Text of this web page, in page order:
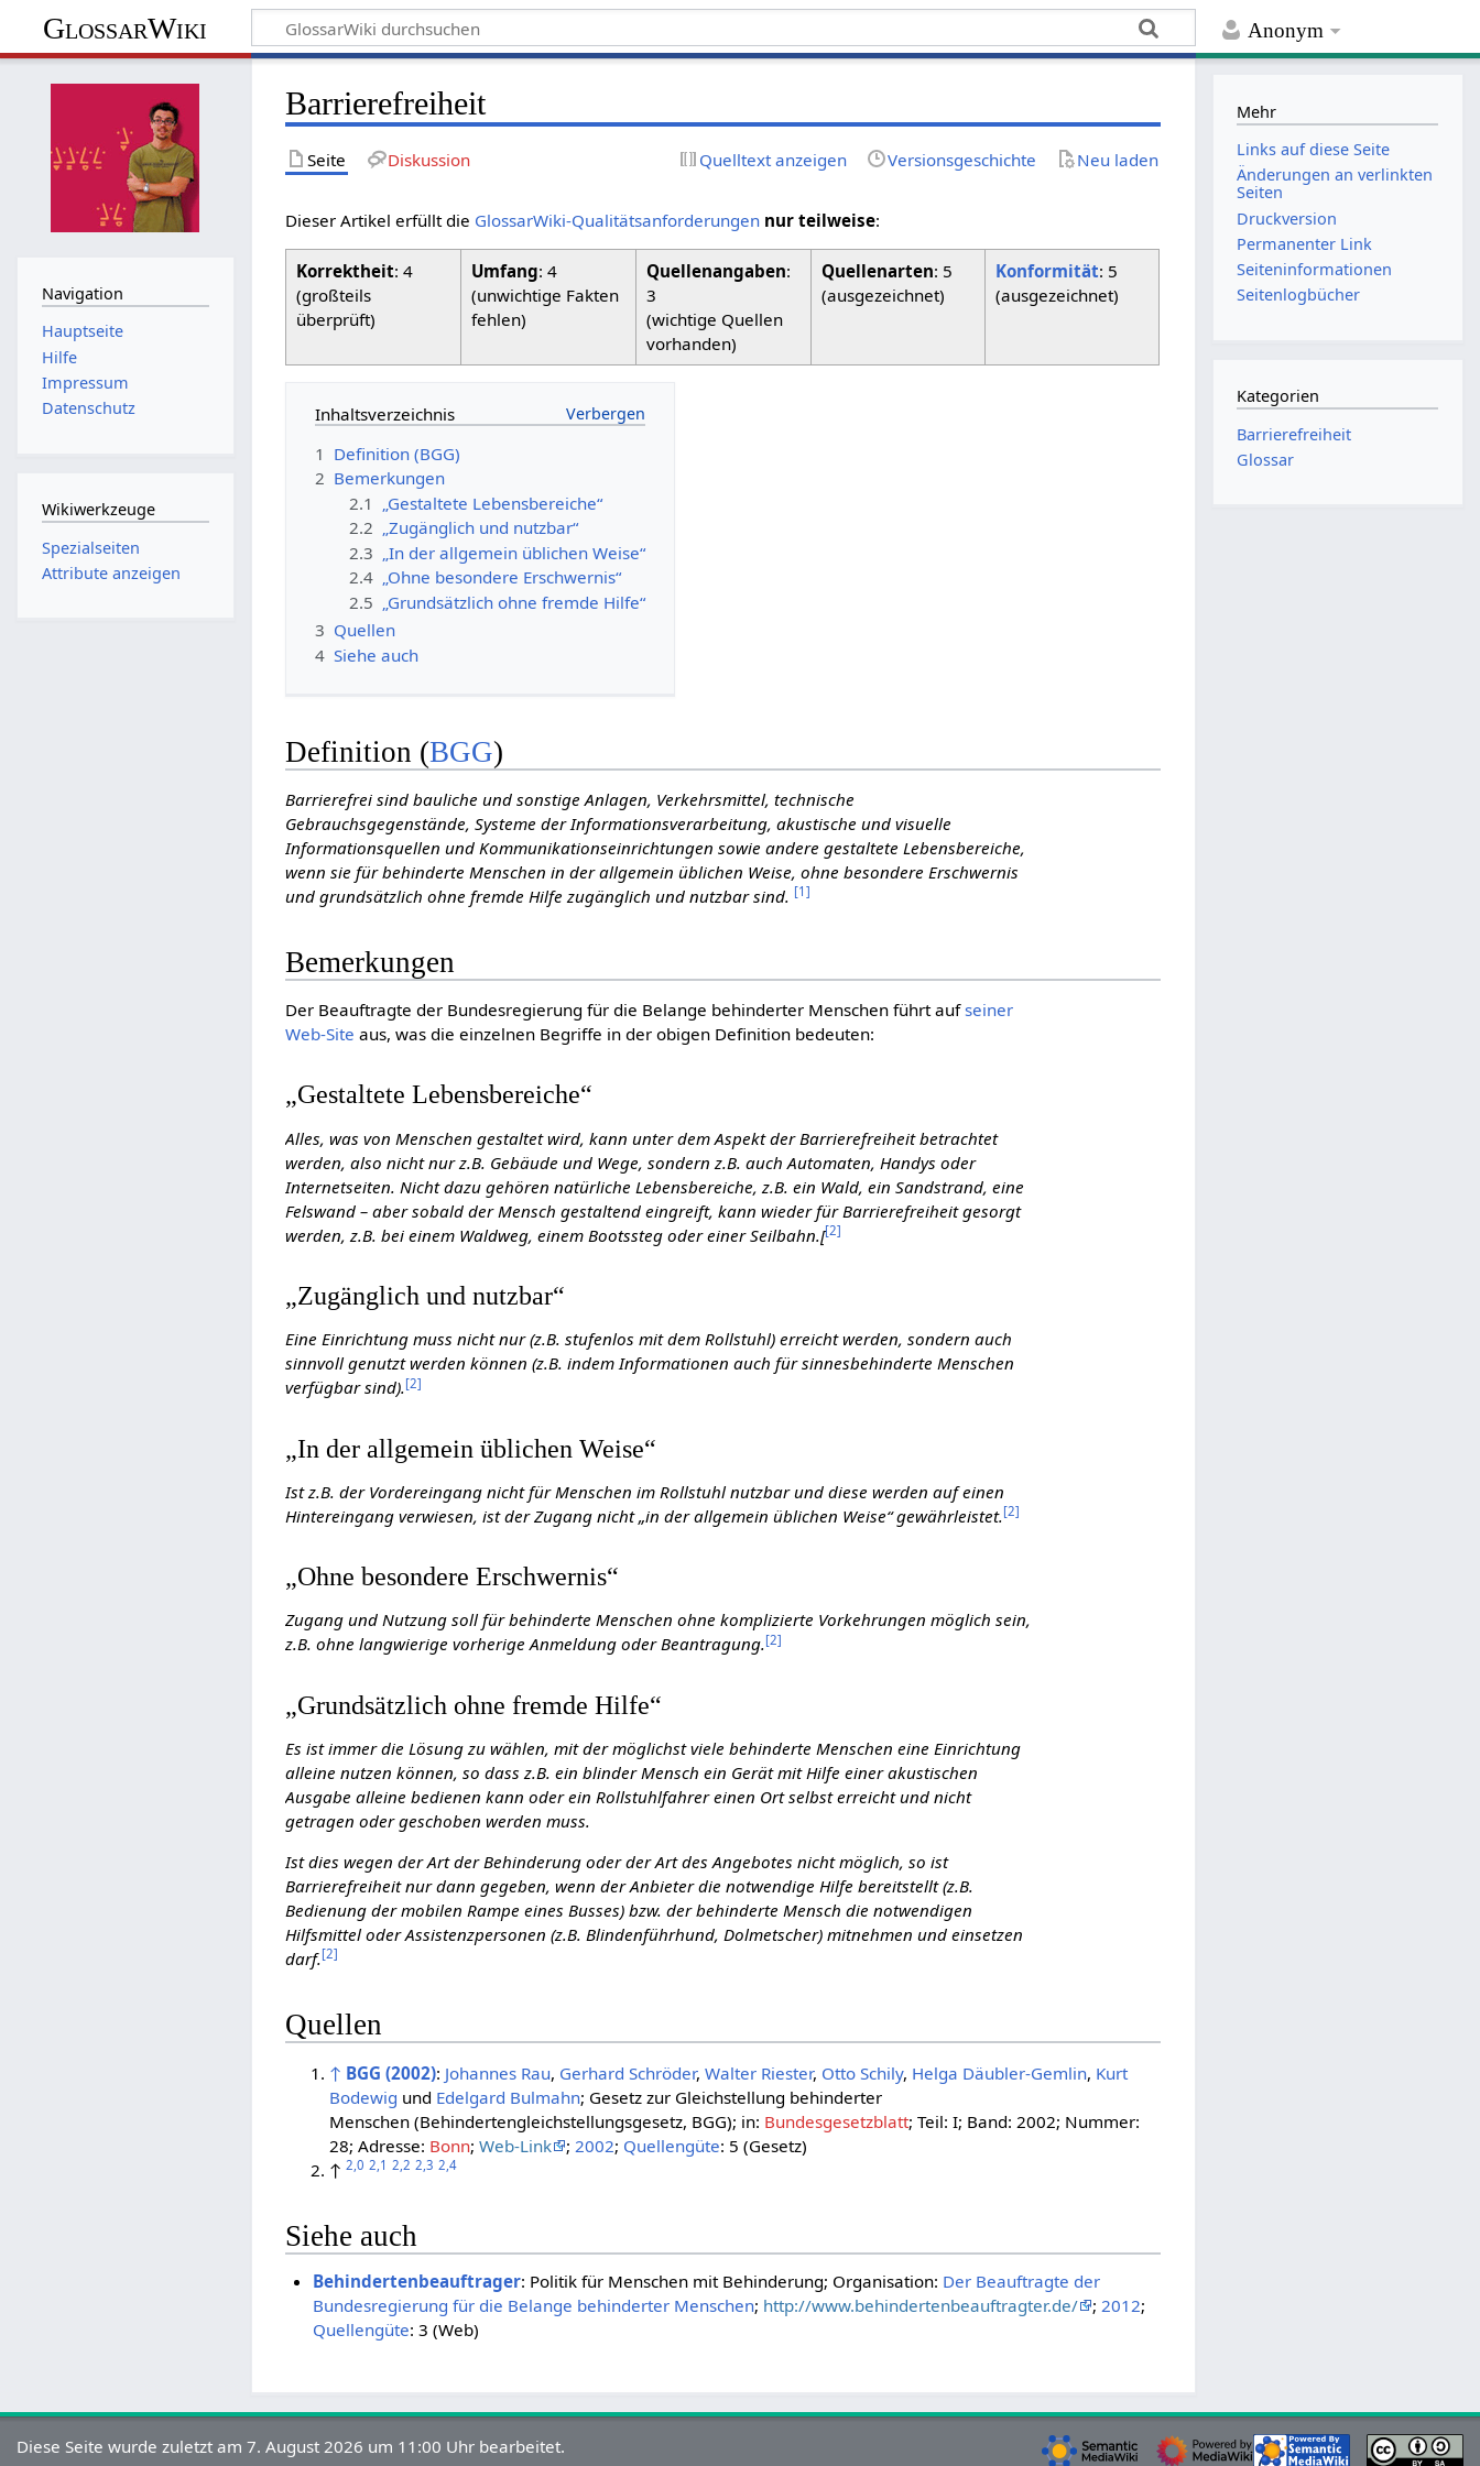
Anonym
GlossarWiki
Barrierefreiheit
Seite Diskussion Quelltext anzeigen Versionsgeschichte Neu laden
Dieser Artikel erfüllt die GlossarWiki-Qualitätsanforderungen nur teilweise:
Korrektheit: 4
(großteils
überprüft)
Umfang: 4
(unwichtige Fakten
fehlen)
Quellenangaben:
3
(wichtige Quellen
vorhanden)
Quellenarten: 5
(ausgezeichnet)
Konformität: 5
(ausgezeichnet)
Inhaltsverzeichnis
1 Definition (BGG)
2 Bemerkungen
2.1
„Gestaltete Lebensbereiche“
2.2 „Zugänglich und nutzbar“
2.3
„In der allgemein üblichen Weise“
2.4 „Ohne besondere Erschwernis“
2.5
„Grundsätzlich ohne fremde Hilfe“
3 Quellen
4 Siehe auch
Definition (BGG)
Barrierefrei sind bauliche und sonstige Anlagen, Verkehrsmittel, technische
Gebrauchsgegenstände, Systeme der Informationsverarbeitung, akustische und visuelle
Informationsquellen und Kommunikationseinrichtungen sowie andere gestaltete Lebensbereiche,
wenn sie für behinderte Menschen in der allgemein üblichen Weise, ohne besondere Erschwernis
und grundsätzlich ohne fremde Hilfe zugänglich und nutzbar sind. [1]
Bemerkungen
Der Beauftragte der Bundesregierung für die Belange behinderter Menschen führt aufseiner
Web-Site aus, was die einzelnen Begriffe in der obigen Definition bedeuten:
„Gestaltete Lebensbereiche“
Alles, was von Menschen gestaltet wird, kann unter dem Aspekt der Barrierefreiheit betrachtet
werden, also nicht nur z.B. Gebäude und Wege, sondern z.B. auch Automaten, Handys oder
Internetseiten. Nicht dazu gehören natürliche Lebensbereiche, z.B. ein Wald, ein Sandstrand, eine
Felswand – aber sobald der Mensch gestaltend eingreift, kann wieder für Barrierefreiheit gesorgt
werden, z.B. bei einem Waldweg, einem Bootssteg oder einer Seilbahn.[[2]
„Zugänglich und nutzbar“
Eine Einrichtung muss nicht nur (z.B. stufenlos mit dem Rollstuhl) erreicht werden, sondern auch
sinnvoll genutzt werden können (z.B. indem Informationen auch für sinnesbehinderte Menschen
verfügbar sind).[2]
„In der allgemein üblichen Weise“
Ist z.B. der Vordereingang nicht für Menschen im Rollstuhl nutzbar und diese werden auf einen
Hintereingang verwiesen, ist der Zugang nicht „in der allgemein üblichen Weise“ gewährleistet.[2]
„Ohne besondere Erschwernis“
Zugang und Nutzung soll für behinderte Menschen ohne komplizierte Vorkehrungen möglich sein,
z.B. ohne langwierige vorherige Anmeldung oder Beantragung.[2]
„Grundsätzlich ohne fremde Hilfe“
Es ist immer die Lösung zu wählen, mit der möglichst viele behinderte Menschen eine Einrichtung
alleine nutzen können, so dass z.B. ein blinder Mensch ein Gerät mit Hilfe einer akustischen
Ausgabe alleine bedienen kann oder ein Rollstuhlfahrer einen Ort selbst erreicht und nicht
getragen oder geschoben werden muss.
Ist dies wegen der Art der Behinderung oder der Art des Angebotes nicht möglich, so ist
Barrierefreiheit nur dann gegeben, wenn der Anbieter die notwendige Hilfe bereitstellt (z.B.
Bedienung der mobilen Rampe eines Busses) bzw. der behinderte Mensch die notwendigen
Hilfsmittel oder Assistenzpersonen (z.B. Blindenführhund, Dolmetscher) mitnehmen und einsetzen
darf.[2]
Quellen
↑ BGG (2002): Johannes Rau, Gerhard Schröder,Walter Riester, Otto Schily, Helga Däubler-Gemlin, Kurt
Bodewig und Edelgard Bulmahn; Gesetz zur Gleichstellung behinderter
Menschen (Behindertengleichstellungsgesetz, BGG); in: Bundesgesetzblatt; Teil: I; Band: 2002; Nummer:
28; Adresse: Bonn;Web-Link ; 2002; Quellengüte: 5 (Gesetz)
↑2,0 2,1 2,2 2,3 2,4
Siehe auch
Behindertenbeauftrager: Politik für Menschen mit Behinderung; Organisation: Der Beauftragte der
Bundesregierung für die Belange behinderter Menschen; http://www.behindertenbeauftragter.de/ ; 2012;
Quellengüte: 3 (Web)
Navigation
Hauptseite
Hilfe
Impressum
Datenschutz
Wikiwerkzeuge
Spezialseiten
Attribute anzeigen
Mehr
Links auf diese Seite
Änderungen an verlinkten
Seiten
Druckversion
Permanenter Link
Seiten­­informationen
Seitenlogbücher
Kategorien
Barrierefreiheit
Glossar
Diese Seite wurde zuletzt am 7. August 2026 um 11:00 Uhr bearbeitet.